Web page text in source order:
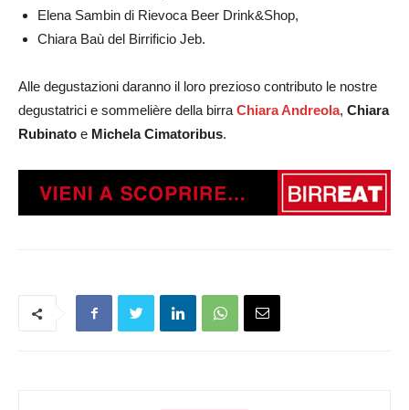
Elena Sambin di Rievoca Beer Drink&Shop,
Chiara Baù del Birrificio Jeb.
Alle degustazioni daranno il loro prezioso contributo le nostre
degustatrici e sommelière della birra Chiara Andreola, Chiara
Rubinato e Michela Cimatoribus.